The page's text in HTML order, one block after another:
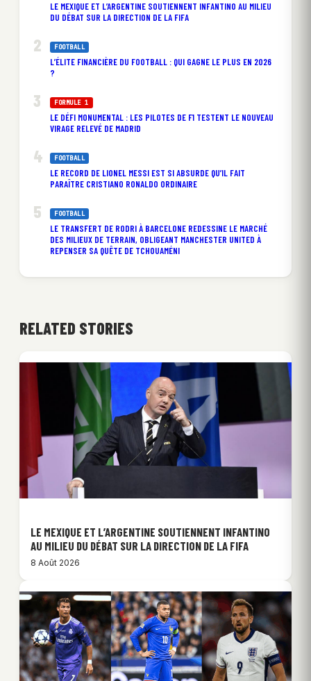
LE MEXIQUE ET L’ARGENTINE SOUTIENNENT INFANTINO AU MILIEU
DU DÉBAT SUR LA DIRECTION DE LA FIFA
FOOTBALL
L’ÉLITE FINANCIÈRE DU FOOTBALL : QUI GAGNE LE PLUS EN 2026
?
FORMULE 1
LE DÉFI MONUMENTAL : LES PILOTES DE F1 TESTENT LE NOUVEAU
VIRAGE RELEVÉ DE MADRID
FOOTBALL
LE RECORD DE LIONEL MESSI EST SI ABSURDE QU’IL FAIT
PARAÎTRE CRISTIANO RONALDO ORDINAIRE
FOOTBALL
LE TRANSFERT DE RODRI À BARCELONE REDESSINE LE MARCHÉ
DES MILIEUX DE TERRAIN, OBLIGEANT MANCHESTER UNITED À
REPENSER SA QUÊTE DE TCHOUAMÉNI
RELATED STORIES
LE MEXIQUE ET L’ARGENTINE SOUTIENNENT INFANTINO
AU MILIEU DU DÉBAT SUR LA DIRECTION DE LA FIFA
8 Août 2026